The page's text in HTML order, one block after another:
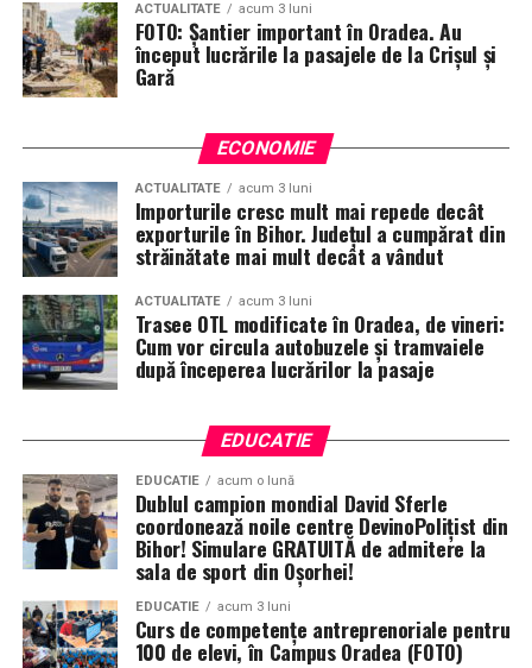
ACTUALITATE acum 3 luni
FOTO: Șantier important în Oradea. Au
început lucrările la pasajele de la Crișul și
Gară
ECONOMIE
ACTUALITATE acum 3 luni
Importurile cresc mult mai repede decât
exporturile în Bihor. Județul a cumpărat din
străinătate mai mult decât a vândut
ACTUALITATE acum 3 luni
Trasee OTL modificate în Oradea, de vineri:
Cum vor circula autobuzele și tramvaiele
după începerea lucrărilor la pasaje
EDUCATIE
EDUCATIE acum o lună
Dublul campion mondial David Sferle
coordonează noile centre DevinoPolițist din
Bihor! Simulare GRATUITĂ de admitere la
sala de sport din Oșorhei!
EDUCATIE acum 3 luni
Curs de competențe antreprenoriale pentru
100 de elevi, în Campus Oradea (FOTO)